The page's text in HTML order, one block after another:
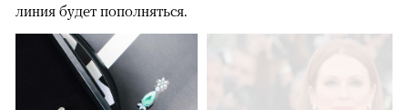
линия будет пополняться.